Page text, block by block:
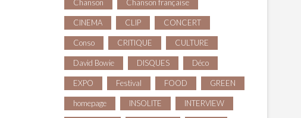
Chanson Chanson française
CINEMA CLIP CONCERT
Conso CRITIQUE CULTURE
David Bowie DISQUES Déco
EXPO Festival FOOD GREEN
homepage INSOLITE INTERVIEW